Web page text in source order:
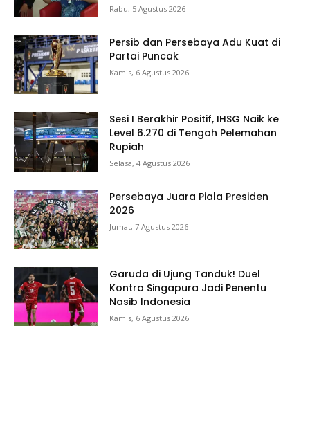
Rabu, 5 Agustus 2026
Persib dan Persebaya Adu Kuat di
Partai Puncak
Kamis, 6 Agustus 2026
Sesi I Berakhir Positif, IHSG Naik ke
Level 6.270 di Tengah Pelemahan
Rupiah
Selasa, 4 Agustus 2026
Persebaya Juara Piala Presiden
2026
Jumat, 7 Agustus 2026
Garuda di Ujung Tanduk! Duel
Kontra Singapura Jadi Penentu
Nasib Indonesia
Kamis, 6 Agustus 2026